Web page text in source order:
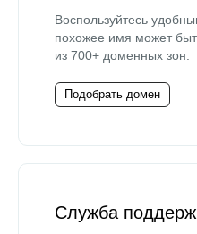
Воспользуйтесь
похожее имя может
из 700+ доменных зон.
Подобрать домен
Служба